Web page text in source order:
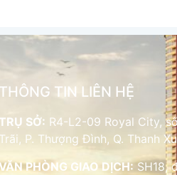
THÔNG TIN LIÊN HỆ
TRỤ SỞ: R4-L2-09 Royal City,
Trãi, P. Thượng Đình, Q. Thanh
PHÒNG GIAO DỊCH: SH18,